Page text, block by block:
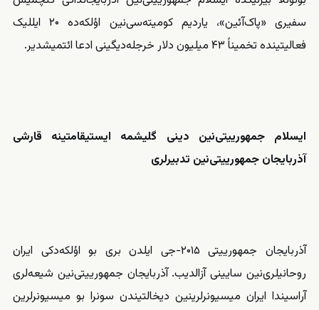
سفیری «پاک‌آئین
»، یاردیم کومیته‌سی‌نین اؤلکه‌ده ۲۰ ایللیک
فعالیتینده تخمیناً ۴۳ میلیون دلار خرجله‌دیگینی ادعا ائتمیشدیر.
ایسلام جمهورییتینین دینی گلیشمه ایستیقامتینه قارشی
آذربایجان جمهورییتینین تدبیرلری
آذربایجان جمهورییتی ۲۰۱۵-جی ایلدن بری بو اؤلکه‌دکی ایران
روحانیلری‌نین سایینی آزالدیب. آذربایجان جمهورییتی‌نین شیعه‌‌‌لری
آراسیندا ایران میسیونرلرینین دیخالتیندن سونرا بو میسیونرلرین